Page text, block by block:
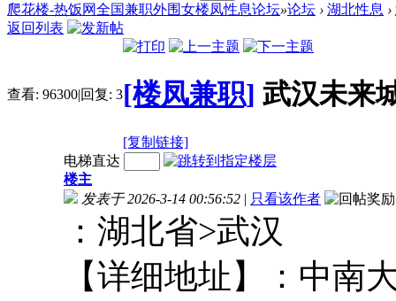
爬花楼-热饭网全国兼职外围女楼凤性息论坛»论坛 › 湖北性息 ›
返回列表
查看: 96300|回复: 3[楼凤兼职] 武汉未来
[复制链接]
电梯直达
楼主
发表于 2026-3-14 00:56:52 | 只看该作者
：湖北省>武汉
【详细地址】：